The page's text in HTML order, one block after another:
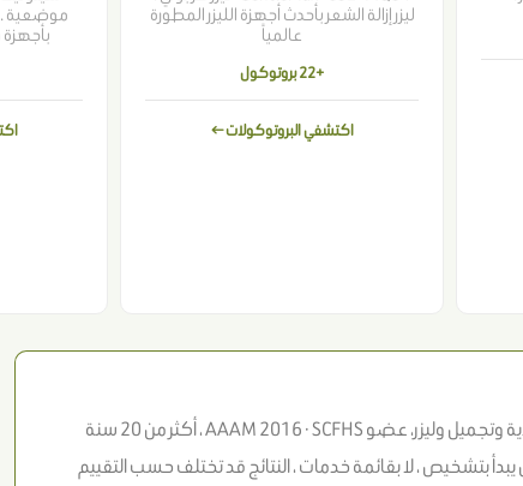
ليزر إزالة الشعر بأحدث أجهزة الليزر المطورة
عالمياً
+22 بروتوكول
اكتشفي البروتوكولات ←
موضعية .
بأجهزة
دكتورة أسماء حجازي ، طبيبة جلدية وتجميل وليزر، عضو AAAM 2016 · SCFHS ، أكثر من 20 سنة
يبدأ بتشخيص ، لا بقائمة خدمات ، النتائج قد تختلف حسب التقييم